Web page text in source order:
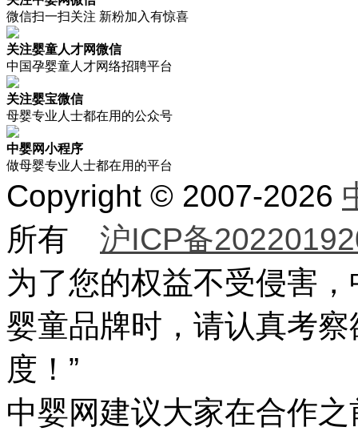
微信扫一扫关注 新粉加入有惊喜
关注婴童人才网微信
中国孕婴童人才网络招聘平台
关注婴宝微信
母婴专业人士都在用的公众号
中婴网小程序
做母婴专业人士都在用的平台
Copyright © 2007-2026
所有 沪ICP备
为了您的权益不受侵害
婴童品牌时，请认真考
度！”
中婴网建议大家在合作